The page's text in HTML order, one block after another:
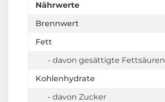
Nährwerte
Brennwert
Fett
- davon gesättigte Fettsäuren
Kohlenhydrate
- davon Zucker